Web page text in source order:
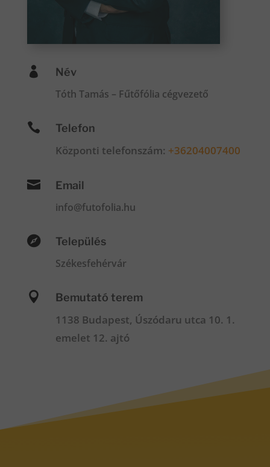
 Név
Tóth Tamás – Fűtőfólia cégvezető
 Telefon
Központi telefonszám: +36204007400
 Email
info@futofolia.hu
 Település
Székesfehérvár
 Bemutató terem
1138 Budapest, Úszódaru utca 10. 1.
emelet 12. ajtó